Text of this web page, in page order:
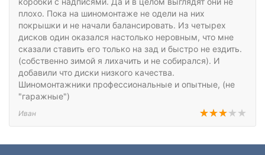
плохо. Пока на шиномонтаже не одели на них
покрышки и не начали балансировать. Из четырех
дисков один оказался настолько неровным, что мне
сказали ставить его только на зад и быстро не ездить.
(собственно зимой я лихачить и не собирался). И
добавили что диски низкого качества.
Шиномонтажники профессиональные и опытные, (не
"гаражные")
Иван